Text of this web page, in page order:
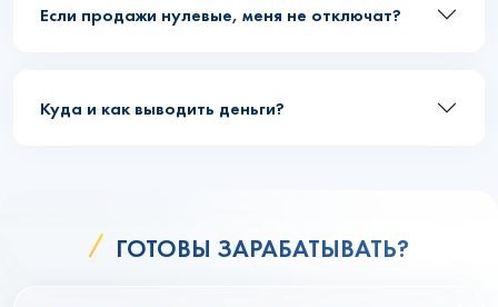
Если продажи нулевые, меня не отключат?
Куда и как выводить деньги?
ГОТОВЫ ЗАРАБАТЫВАТЬ?